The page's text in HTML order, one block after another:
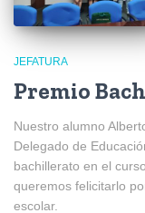
JEFATURA
Premio
Nuestro alumno
Delegado de
bachillerato en el
queremos felicitarlo
escolar.